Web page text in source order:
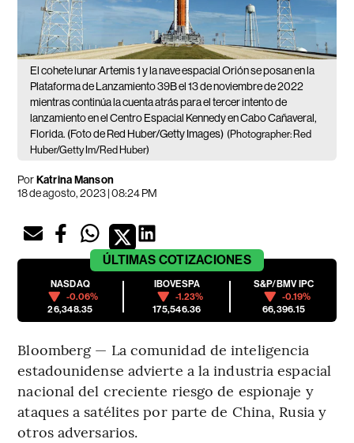
El cohete lunar Artemis 1 y la nave espacial Orión se posan en la
Plataforma de Lanzamiento 39B el 13 de noviembre de 2022
mientras continúa la cuenta atrás para el tercer intento de
lanzamiento en el Centro Espacial Kennedy en Cabo Cañaveral,
Florida. (Foto de Red Huber/Getty Images) (Photographer: Red
Huber/Getty Im/Red Huber)
PorKatrina Manson
18 de agosto, 2023 | 08:24 PM
ÚLTIMAS COTIZACIONES
NASDAQ
-0.06%
26,348.35
IBOVESPA
-1.23%
175,546.36
S&P/BMV IPC
-0.19%
66,396.15
Bloomberg — La comunidad de inteligencia
estadounidense advierte a la industria espacial
nacional del creciente riesgo de espionaje y
ataques a satélites por parte de China, Rusia y
otros adversarios.